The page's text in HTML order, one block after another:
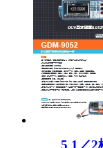
5 1／2